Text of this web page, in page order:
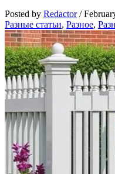
Posted by Redactor /
Разные статьи, Разное,